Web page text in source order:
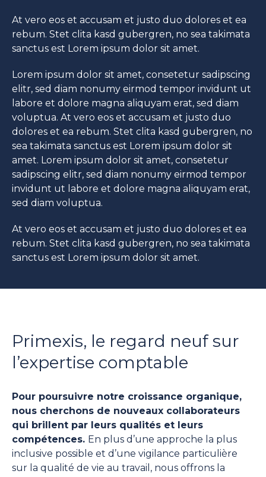
At vero eos et accusam et justo duo dolores et ea
rebum. Stet clita kasd gubergren, no sea takimata
sanctus est Lorem ipsum dolor sit amet.
Lorem ipsum dolor sit amet, consetetur sadipscing
elitr, sed diam nonumy eirmod tempor invidunt ut
labore et dolore magna aliquyam erat, sed diam
voluptua. At vero eos et accusam et justo duo
dolores et ea rebum. Stet clita kasd gubergren, no
sea takimata sanctus est Lorem ipsum dolor sit
amet. Lorem ipsum dolor sit amet, consetetur
sadipscing elitr, sed diam nonumy eirmod tempor
invidunt ut labore et dolore magna aliquyam erat,
sed diam voluptua.
At vero eos et accusam et justo duo dolores et ea
rebum. Stet clita kasd gubergren, no sea takimata
sanctus est Lorem ipsum dolor sit amet.
Primexis, le regard neuf sur
l’expertise comptable
Pour poursuivre notre croissance organique,
nous cherchons de nouveaux collaborateurs
qui brillent par leurs qualités et leurs
compétences. En plus d’une approche la plus
inclusive possible et d’une vigilance particulière
sur la qualité de vie au travail, nous offrons la